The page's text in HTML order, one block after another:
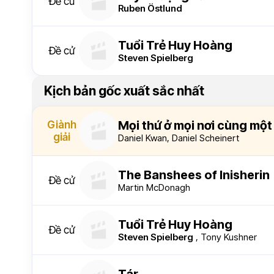
Ruben Östlund
Đề cử Tuổi Trẻ Huy Hoàng
Steven Spielberg
Kịch bản gốc xuất sắc nhất
Giành
giải
Mọi thứ ở mọi nơi cùng
Daniel Kwan, Daniel Scheinert
Đề cử The Banshees of Inisherin
Martin McDonagh
Đề cử Tuổi Trẻ Huy Hoàng
Steven Spielberg , Tony Kushner